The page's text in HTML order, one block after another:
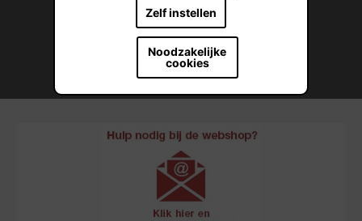
Zelf instellen
Noodzakelijke
cookies
Internationale kennis en ervaring
Professionele naverkoopservice
Duurzame bouwmateriaaloplossingen